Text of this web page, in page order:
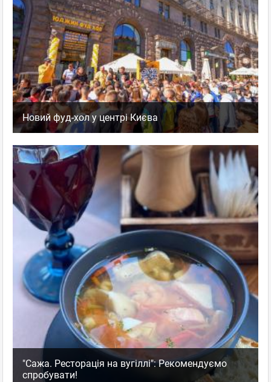
Новий фуд-хол у центрі Києва
"Сажа. Ресторація на вугіллі": Рекомендуємо
спробувати!